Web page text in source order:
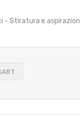
- Stiratura e